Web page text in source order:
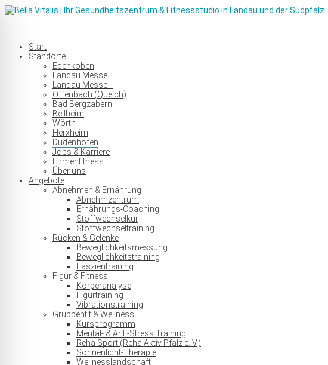
Start
Standorte
Edenkoben
Landau Messe I
Landau Messe II
Offenbach (Queich)
Bad Bergzabern
Bellheim
Wörth
Herxheim
Dudenhofen
Jobs & Karriere
Firmenfitness
Über uns
Angebote
Abnehmen & Ernährung
Abnehmzentrum
Ernährungs-Coaching
Stoffwechselkur
Stoffwechseltraining
Rücken & Gelenke
Beweglichkeitsmessung
Beweglichkeitstraining
Faszientraining
Figur & Fitness
Körperanalyse
Figurtraining
Vibrationstraining
Gruppenfit & Wellness
Kursprogramm
Mental- & Anti-Stress Training
Reha Sport (Reha Aktiv Pfalz e. V.)
Sonnenlicht-Therapie
Wellnesslandschaft